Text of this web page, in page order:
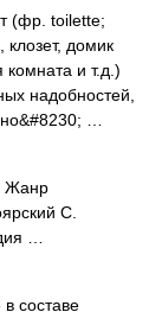
(фр. toilette;
клозет, домик
комната и т.д.)
надобностей,
…
Жанр
С.
…
составе